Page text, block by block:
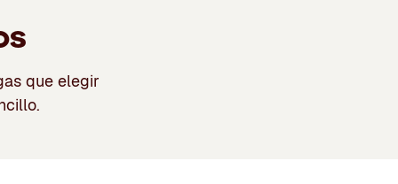
que elegir